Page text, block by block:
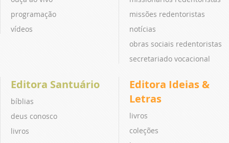
programação
vídeos
missões redentoristas
notícias
obras sociais redentoristas
secretariado vocacional
Editora Santuário
bíblias
deus conosco
livros
Editora Ideias &
Letras
livros
coleções